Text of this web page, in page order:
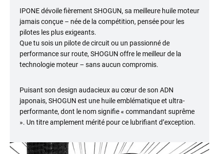
IPONE dévoile fièrement SHOGUN, sa meilleure huile moteur
jamais conçue – née de la compétition, pensée pour les
pilotes les plus exigeants.
Que tu sois un pilote de circuit ou un passionné de
performance sur route, SHOGUN offre le meilleur de la
technologie moteur – sans aucun compromis.
Puisant son design audacieux au cœur de son ADN
japonais, SHOGUN est une huile emblématique et ultra-
performante, dont le nom signifie « commandant suprême
». Un titre amplement mérité pour ce lubrifiant d’exception.